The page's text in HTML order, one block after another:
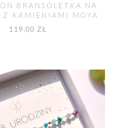
BRANSOLETKA NA
Z KAMIENIAMI MOYA
119,00 ZŁ